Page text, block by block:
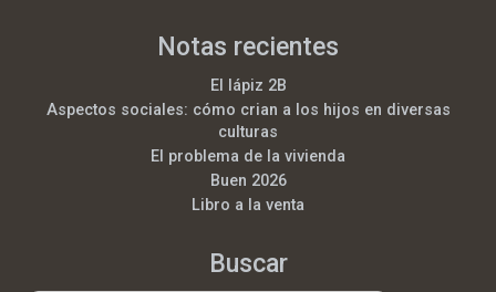
Notas recientes
El lápiz 2B
Aspectos sociales: cómo crian a los hijos en diversas
culturas
El problema de la vivienda
Buen 2026
Libro a la venta
Buscar